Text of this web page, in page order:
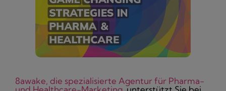
8awake, die spezialisierte Agentur für Pharma-